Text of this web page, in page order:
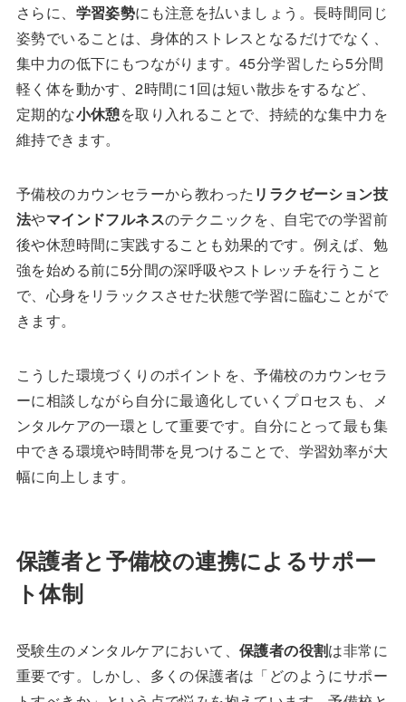
さらに、 学習姿勢にも注意を払いましょう。長時間同じ
姿勢でいることは、身体的ストレスとなるだけでなく、
集中力の低下にもつながります。45分学習したら5分間
軽く体を動かす、2時間に1回は短い散歩をするなど、
定期的な小休憩を取り入れることで、持続的な集中力を
維持できます。
予備校のカウンセラーから教わった リラクゼーション技
法やマインドフルネスのテクニックを、自宅での学習前
後や休憩時間に実践することも効果的です。例えば、勉
強を始める前に5分間の深呼吸やストレッチを行うこと
で、心身をリラックスさせた状態で学習に臨むことがで
きます。
こうした環境づくりのポイントを、予備校のカウンセラ
ーに相談しながら自分に最適化していくプロセスも、メ
ンタルケアの一環として重要です。自分にとって最も集
中できる環境や時間帯を見つけることで、学習効率が大
幅に向上します。
保護者と予備校の連携によるサポー
ト体制
受験生のメンタルケアにおいて、 保護者の役割は非常に
重要です。しかし、多くの保護者は「どのようにサポー